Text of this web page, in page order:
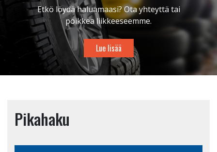
Etkö löydä haluamaasi? Ota yhteyttä tai
poikkea liikkeeseemme.
Lue lisää
Pikahaku